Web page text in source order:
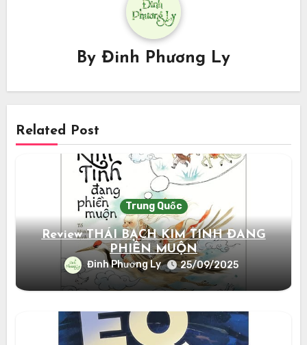
By Đinh Phương Ly
Related Post
Trung Quốc
Review THÁI BẠCH KIM TINH ĐANG
PHIỀN MUỘN
Đinh Phương Ly 25/09/2025